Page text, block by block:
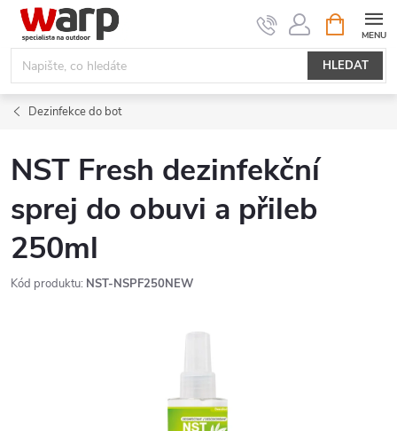
Přejít
obsah
HLEDAT
NÁKUPNÍ
KOŠÍK
Dezinfekce do bot
NST Fresh dezinfekční
sprej do obuvi a přileb
250ml
Kód produktu: NST-NSPF250NEW